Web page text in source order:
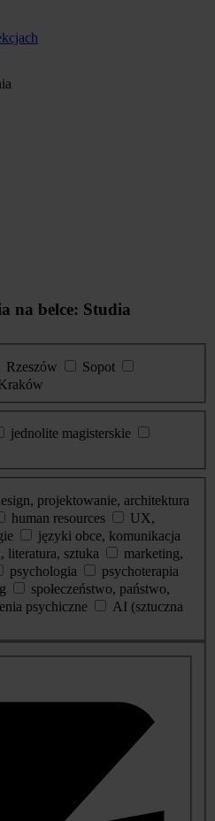
na belce: Studia
Rzeszów
Sopot
jednolite magisterskie
projektowanie, architektura
human resources
UX,
języki obce, komunikacja
literatura, sztuka
marketing,
psychologia
psychoterapia
społeczeństwo, państwo,
psychiczne
AI (sztuczna